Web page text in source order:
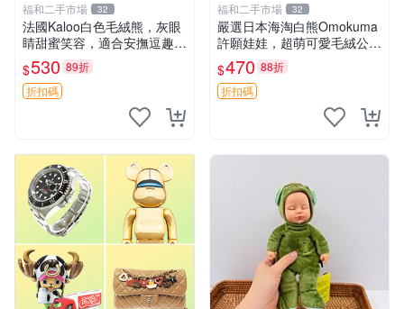
福和二手市場 32
法國Kaloo白色毛絨熊，灰眼
睛甜蜜笑容，適合安撫逗趣可
愛，柔軟面料手感佳。14 白
色安撫熊 毛絨玩具 寶寶逗樂
具
$530 89折
折扣碼
福和二手市場 32
嚴選日本海淘白熊Omokuma
許願娃娃，超萌可愛毛絨公仔
推薦收藏 白熊 Omokuma 毛
絨玩具 偽裝娃娃 玩具擺飾
$470 88折
折扣碼